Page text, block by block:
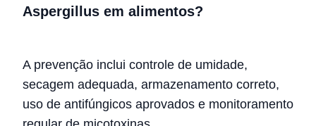
Aspergillus em alimentos?
A prevenção inclui controle de umidade,
secagem adequada, armazenamento correto,
uso de antifúngicos aprovados e monitoramento